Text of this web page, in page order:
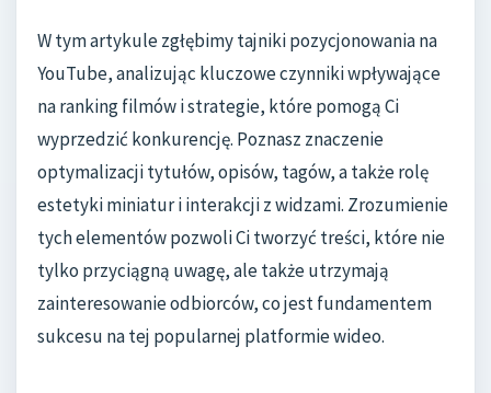
W tym artykule zgłębimy tajniki pozycjonowania na
YouTube, analizując kluczowe czynniki wpływające
na ranking filmów i strategie, które pomogą Ci
wyprzedzić konkurencję. Poznasz znaczenie
optymalizacji tytułów, opisów, tagów, a także rolę
estetyki miniatur i interakcji z widzami. Zrozumienie
tych elementów pozwoli Ci tworzyć treści, które nie
tylko przyciągną uwagę, ale także utrzymają
zainteresowanie odbiorców, co jest fundamentem
sukcesu na tej popularnej platformie wideo.